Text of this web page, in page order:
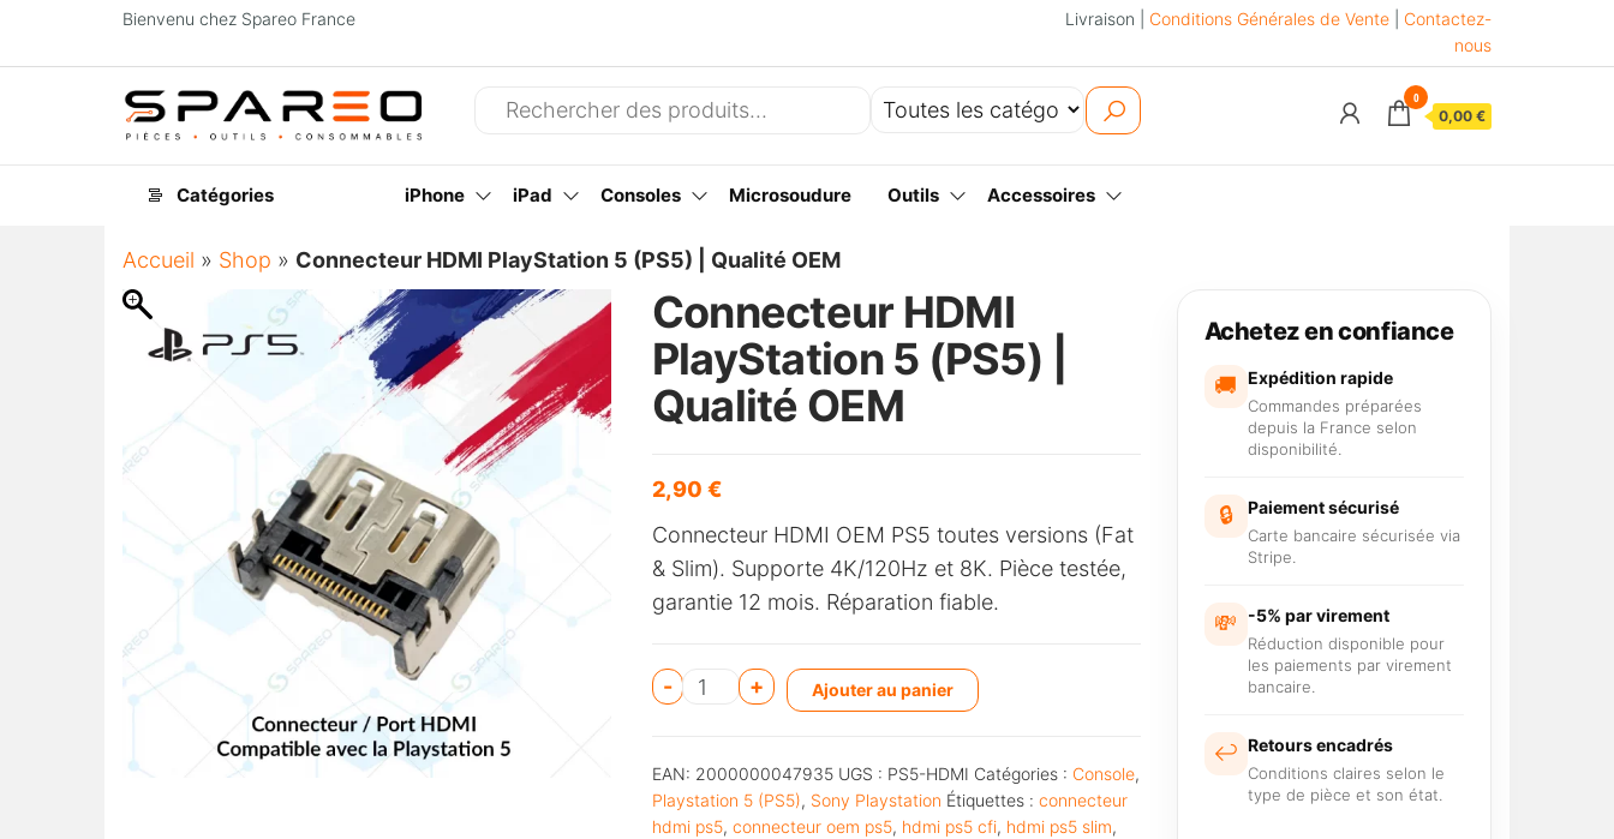
Bienvenu chez Spareo France Livraison | Conditions Générales de Vente
Contactez-
nous
0
0,00 €
Catégories iPhone iPad Consoles Microsoudure Outils Accessoires
Accueil » Shop » Connecteur HDMI PlayStation 5 (PS5) | Qualité OEM
Connecteur HDMI
PlayStation 5 (PS5) |
Qualité OEM
2,90 €
Connecteur HDMI OEM PS5 toutes versions (Fat
& Slim). Supporte 4K/120Hz et 8K. Pièce testée,
garantie 12 mois. Réparation fiable.
- + Ajouter au panier
e
r
EAN: 2000000047935 UGS : PS5-HDMI Catégories : Console,
Playstation 5 (PS5), Sony Playstation Étiquettes : connecteur
hdmi ps5, connecteur oem ps5, hdmi ps5 cfi, hdmi ps5 slim,
Achetez en confiance
🚚 Expédition rapide
Commandes préparées
depuis la France selon
disponibilité.
🔒 Paiement sécurisé
Carte bancaire sécurisée via
Stripe.
💸 -5% par virement
Réduction disponible pour
les paiements par virement
bancaire.
↩️ Retours encadrés
Conditions claires selon le
type de pièce et son état.